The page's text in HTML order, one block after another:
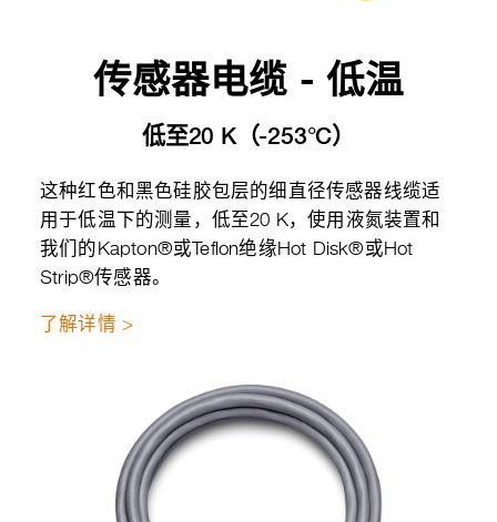
传感器电缆 - 低温
低至20 K（-253°C）
这种红色和黑色硅胶包层的细直径传感器线缆适
用于低温下的测量，低至20 K，使用液氮装置和
我们的Kapton®或Teflon绝缘Hot Disk®或Hot
Strip®传感器。
了解详情 >